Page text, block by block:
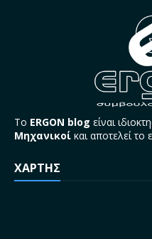
Το ERGON blog είναι
Μηχανικοί και αποτελεί το
ΧΑΡΤΗΣ